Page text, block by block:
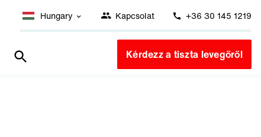
Hungary Kapcsolat +36 30 145 1219
Kérdezz a tiszta levegőről